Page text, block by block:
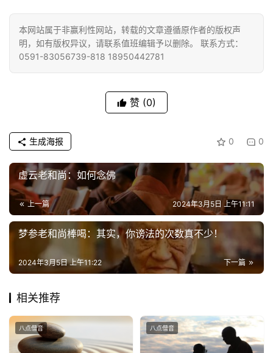
艺
术
免
声
明
本网站属于非赢利性网站，转载的文章遵循原作者的版权声
明，如有版权异议，请联系值班编辑予以删除。 联系方式：
0591-83056739-818 18950442781
赞 (0)
0 0
生成海报
虚云老和尚：如何念佛
上一篇 2024年3月5日 上午11:11
梦参老和尚棒喝：其实，你谤法的次数真不少！
下一篇
2024年3月5日 上午11:22
相关推荐
八点僧音 八点僧音